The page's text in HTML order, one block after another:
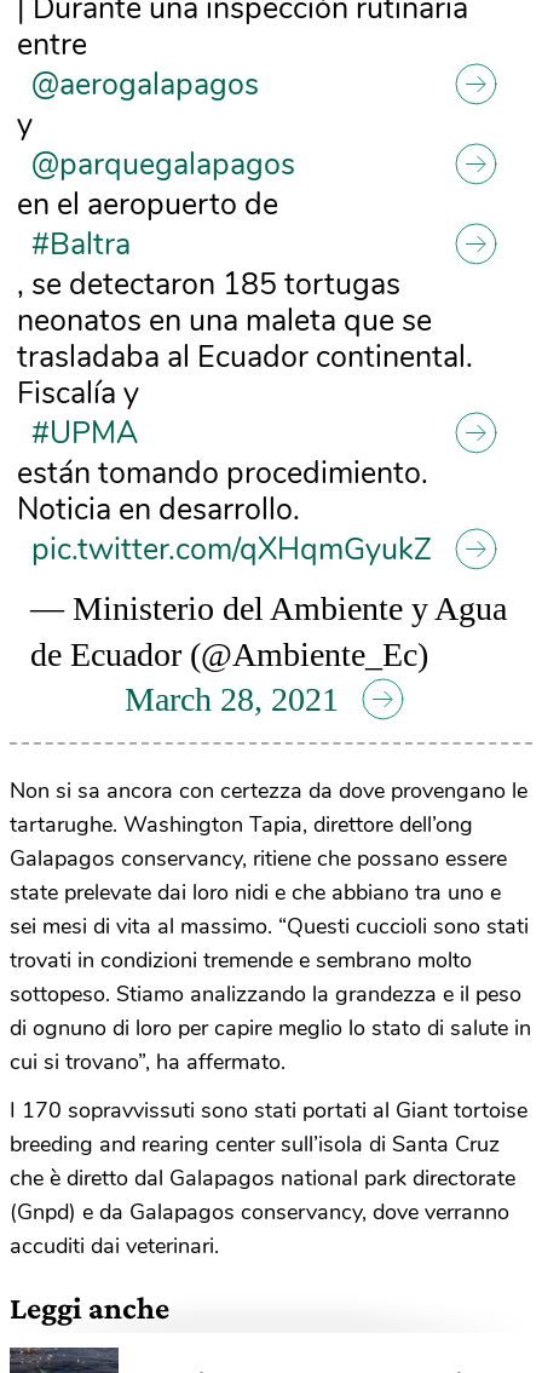
| Durante una inspección rutinaria
entre
@aerogalapagos
y
@parquegalapagos
en el aeropuerto de
#Baltra
, se detectaron 185 tortugas
neonatos en una maleta que se
trasladaba al Ecuador continental.
Fiscalía y
#UPMA
están tomando procedimiento.
Noticia en desarrollo.
pic.twitter.com/qXHqmGyukZ
— Ministerio del Ambiente y Agua
de Ecuador (@Ambiente_Ec)
March 28, 2021
Non si sa ancora con certezza da dove provengano le
tartarughe. Washington Tapia, direttore dell’ong
Galapagos conservancy, ritiene che possano essere
state prelevate dai loro nidi e che abbiano tra uno e
sei mesi di vita al massimo. “Questi cuccioli sono stati
trovati in condizioni tremende e sembrano molto
sottopeso. Stiamo analizzando la grandezza e il peso
di ognuno di loro per capire meglio lo stato di salute in
cui si trovano”, ha affermato.
I 170 sopravvissuti sono stati portati al Giant tortoise
breeding and rearing center sull’isola di Santa Cruz
che è diretto dal Galapagos national park directorate
(Gnpd) e da Galapagos conservancy, dove verranno
accuditi dai veterinari.
Leggi anche